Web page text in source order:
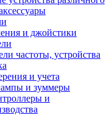
и джойстики
частоты, устройства
и учета
и зуммеры
и